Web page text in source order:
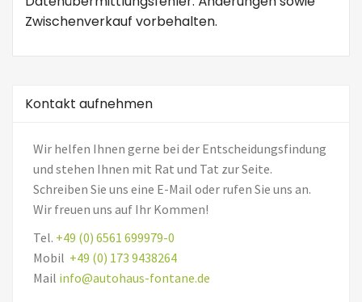
Zwischenverkauf vorbehalten.
Kontakt aufnehmen
Wir helfen Ihnen gerne bei der Entscheidungsfindung
und stehen Ihnen mit Rat und Tat zur Seite.
Schreiben Sie uns eine E-Mail oder rufen Sie uns an.
Wir freuen uns auf Ihr Kommen!
Tel. +49 (0) 6561 699979-0
Mobil +49 (0) 173 9438264
Mail info@autohaus-fontane.de